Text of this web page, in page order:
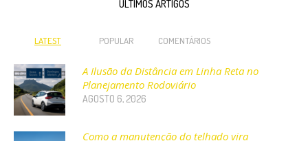
ÚLTIMOS ARTIGOS
LATEST POPULAR COMENTÁRIOS
A Ilusão da Distância em Linha Reta no
Planejamento Rodoviário
AGOSTO 6, 2026
Como a manutenção do telhado vira